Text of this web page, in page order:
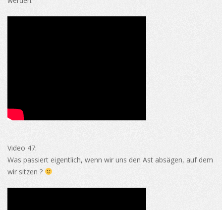
Video 47:
Was passiert eigentlich, wenn wir uns den Ast absägen, auf dem
wir sitzen ?